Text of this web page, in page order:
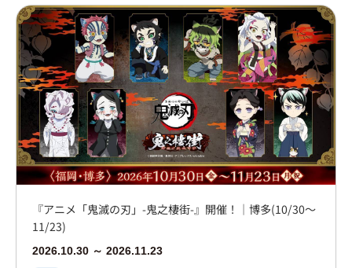
『アニメ「鬼滅の刃」-鬼之棲街-』開催！｜博多(10/30～
11/23)
2026.10.30 ～ 2026.11.23